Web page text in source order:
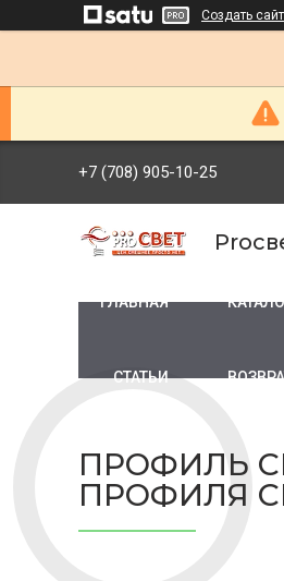
Создать сайт
+7 (708) 905-10-25
ГЛАВНАЯ
СТАТЬИ
ПРОФИЛЬ
ПРОФИЛЯ